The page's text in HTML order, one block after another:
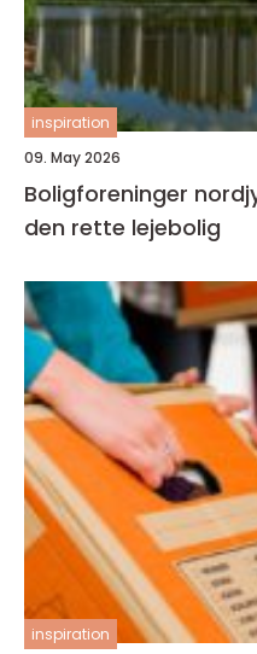
inspiration
09. May 2026
Boligforeninger nordjylland sådan
den rette lejebolig
inspiration